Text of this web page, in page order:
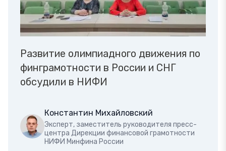
Развитие олимпиадного движения по
финграмотности в России и СНГ
обсудили в НИФИ
Константин Михайловский
Эксперт, заместитель руководителя пресс-
центра Дирекции финансовой грамотности
НИФИ Минфина России